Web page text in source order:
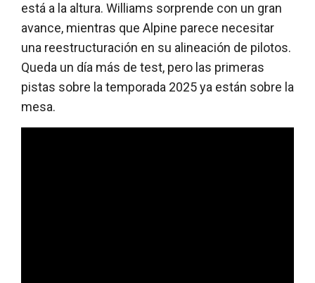
está a la altura. Williams sorprende con un gran
avance, mientras que Alpine parece necesitar
una reestructuración en su alineación de pilotos.
Queda un día más de test, pero las primeras
pistas sobre la temporada 2025 ya están sobre la
mesa.